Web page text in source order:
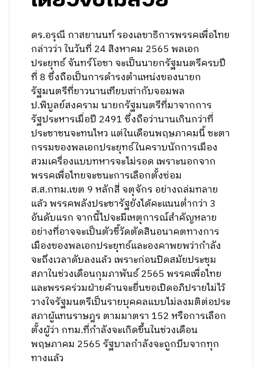
ดร.อรุณี กาสยานนท์ รองเลขาธิการพรรคเพื่อไทย
กล่าวว่า ในวันที่ 24 สิงหาคม 2565 พลเอก
ประยุทธ์ จันทร์โอชา จะเป็นนายกรัฐมนตรีครบปี
ที่ 8 ซึ่งถือเป็นการดำรงตำแหน่งของนายก
รัฐมนตรีที่ยาวนานเทียบเท่ากับจอมพล
ป.พิบูลย์สงคราม นายกรัฐมนตรีที่มาจากการ
รัฐประหารเมื่อปี 2491 ซึ่งถือว่านานเกินกว่าที่
ประชาชนจะทนไหว แต่ในเดือนพฤษภาคมนี้ ชะตา
กรรมของพลเอกประยุทธ์ในคราบนักการเมือง
สวมเครื่องแบบทหารจะไม่รอด เพราะนอกจาก
พรรคเพื่อไทยจะชนะการเลือกตั้งซ่อม
ส.ส.กทม.เขต 9 หลักสี่ จตุจักร อย่างถล่มทลาย
แล้ว พรรคพลังประชารัฐยังได้คะแนนต่ำกว่า 3
อันดับแรก จากนี้ไปจะมีเหตุการณ์สำคัญหลาย
อย่างที่อาจจะเป็นตัวชี้วัดตัดสินอนาคตทางการ
เมืองของพลเอกประยุทธ์และองคาพยพว่ากำลัง
จะถึงเวลาดับลงแล้ว เพราะก่อนปิดสมัยประชุม
สภาในช่วงเดือนกุมภาพันธ์ 2565 พรรคเพื่อไทย
และพรรคร่วมฝ่ายค้านจะยื่นขอเปิดอภิปรายไม่ไว้
วางใจรัฐมนตรีเป็นรายบุคคลแบบไม่ลงมติต่อประ
สภาผู้แทนราษฎร ตามมาตรา 152 หรือการเลือก
ตั้งผู้ว่า กทม.ที่กำลังจะเกิดขึ้นในช่วงเดือน
พฤษภาคม 2565 รัฐบาลกำลังจะถูกบีบจากทุก
ทางแล้ว